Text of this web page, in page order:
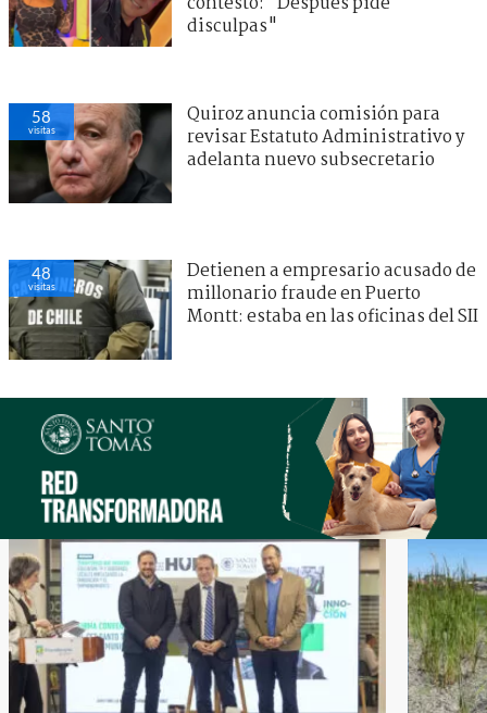
disculpas"
58
visitas
Quiroz anuncia comisión para
revisar Estatuto Administrativo y
adelanta nuevo subsecretario
48
visitas
Detienen a empresario acusado de
millonario fraude en Puerto
Montt: estaba en las oficinas del SII